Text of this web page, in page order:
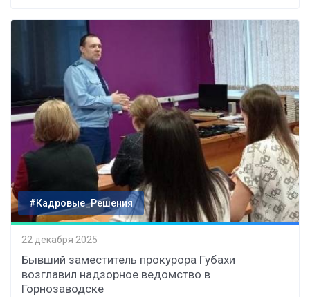
#Кадровые_Решения
22 декабря 2025
Бывший заместитель прокурора Губахи
возглавил надзорное ведомство в
Горнозаводске